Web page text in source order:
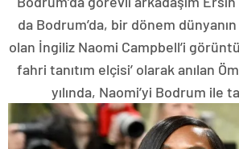
da Bodrum’da, bir dönem
olan İngiliz Naomi Campbell’i
fahri tanıtım elçisi’ olarak anılan
yılında, Naomi’yi Bodrum ile